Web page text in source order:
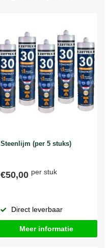
Steenlijm (per 5 stuks)
€50,00 per stuk
Direct leverbaar
Meer informatie